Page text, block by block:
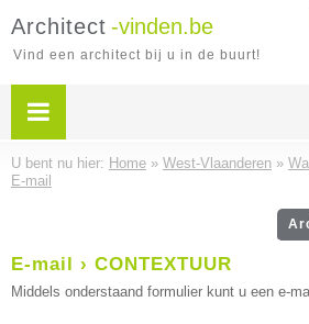
Architect -vinden.be
Vind een architect bij u in de buurt!
U bent nu hier: Home » West-Vlaanderen »
E-mail
E-mail › CONTEXTUUR
Middels onderstaand formulier kunt u een e-